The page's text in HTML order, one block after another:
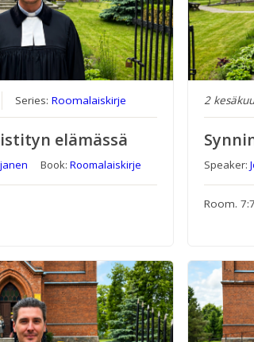
Series:Roomalaiskirje
elämässä
Book:Roomalaiskirje
2
Speaker:
Room.